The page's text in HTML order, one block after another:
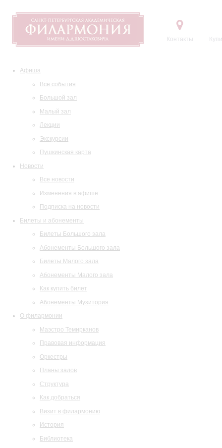
Контакты
Афиша
Все события
Большой зал
Малый зал
Лекции
Экскурсии
Пушкинская карта
Новости
Все новости
Изменения в афише
Подписка на новости
Билеты и абонементы
Билеты Большого зала
Абонементы Большого зала
Билеты Малого зала
Абонементы Малого зала
Как купить билет
Абонементы Музитория
О филармонии
Маэстро Темирканов
Правовая информация
Оркестры
Планы залов
Структура
Как добраться
Визит в филармонию
История
Библиотека